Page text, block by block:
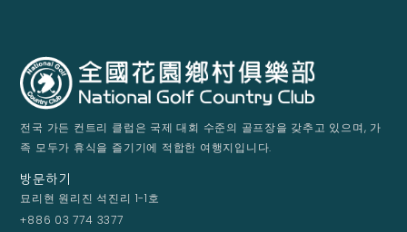
전국 가든 컨트리 클럽은 국제 대회 수준의 골프장을 갖추고 있으며, 가
족 모두가 휴식을 즐기기에 적합한 여행지입니다.
방문하기
묘리현 원리진 석진리 1-1호
+886 03 774 3377